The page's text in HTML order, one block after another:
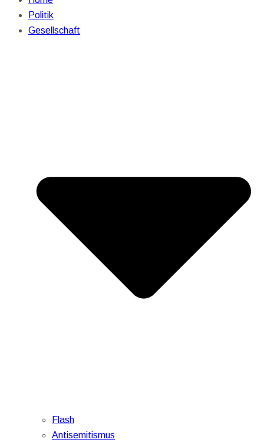
Politik
Gesellschaft
Flash
Antisemitismus